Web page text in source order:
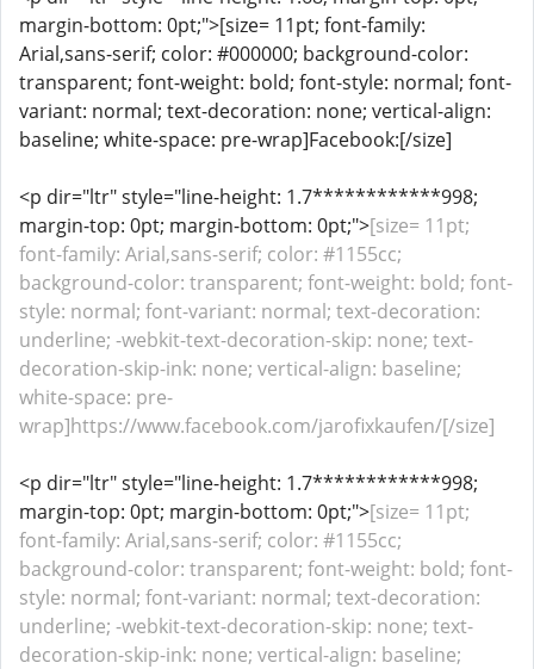
margin-bottom: 0pt;">[size= 11pt; font-family:
Arial,sans-serif; color: #000000; background-color:
transparent; font-weight: bold; font-style: normal; font-
variant: normal; text-decoration: none; vertical-align:
baseline; white-space: pre-wrap]Facebook:[/size]
<p dir="ltr" style="line-height: 1.7************998;
margin-top: 0pt; margin-bottom: 0pt;">[size= 11pt;
font-family: Arial,sans-serif; color: #1155cc;
background-color: transparent; font-weight: bold; font-
style: normal; font-variant: normal; text-decoration:
underline; -webkit-text-decoration-skip: none; text-
decoration-skip-ink: none; vertical-align: baseline;
white-space: pre-
wrap]https://www.facebook.com/jarofixkaufen/[/size]
<p dir="ltr" style="line-height: 1.7************998;
margin-top: 0pt; margin-bottom: 0pt;">[size= 11pt;
font-family: Arial,sans-serif; color: #1155cc;
background-color: transparent; font-weight: bold; font-
style: normal; font-variant: normal; text-decoration:
underline; -webkit-text-decoration-skip: none; text-
decoration-skip-ink: none; vertical-align: baseline;